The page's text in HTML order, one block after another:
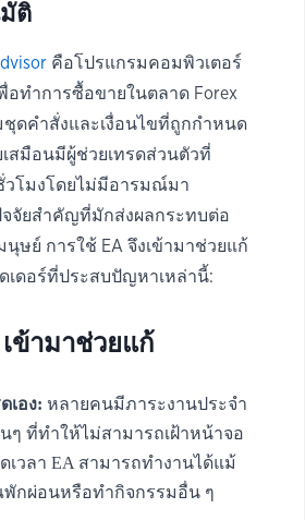
ติ
คือโปรแกรมคอมพิวเตอร์
อทำการซื้อขายในตลาด Forex
ดคำสั่งและเงื่อนไขที่ถูกกำหนด
เสมือนมีผู้ช่วยเทรดส่วนตัวที่
วโมงโดยไม่มีอารมณ์มา
จจัยสำคัญที่มักส่งผลกระทบต่อ
ษย์ การใช้ EA จึงเข้ามาช่วยแก้
เดอร์ที่ประสบปัญหาเหล่านี้:
ข้ามาช่วยแก้
เอง: หลายคนมีภาระงานประจำ
ๆ ที่ทำให้ไม่สามารถเฝ้าหน้าจอ
เวลา EA สามารถทำงานได้แม้
กผ่อนหรือทำกิจกรรมอื่น ๆ